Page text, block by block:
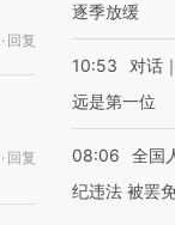
· 回复
· 回复
逐季放缓
10:53
对话
远是第一位
08:06
全国
纪违法 被罢